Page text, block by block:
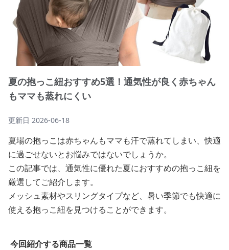
夏の抱っこ紐おすすめ5選！通気性が良く赤ちゃん
もママも蒸れにくい
更新日 2026-06-18
夏場の抱っこは赤ちゃんもママも汗で蒸れてしまい、快適
に過ごせないとお悩みではないでしょうか。
この記事では、通気性に優れた夏におすすめの抱っこ紐を
厳選してご紹介します。
メッシュ素材やスリングタイプなど、暑い季節でも快適に
使える抱っこ紐を見つけることができます。
今回紹介する商品一覧